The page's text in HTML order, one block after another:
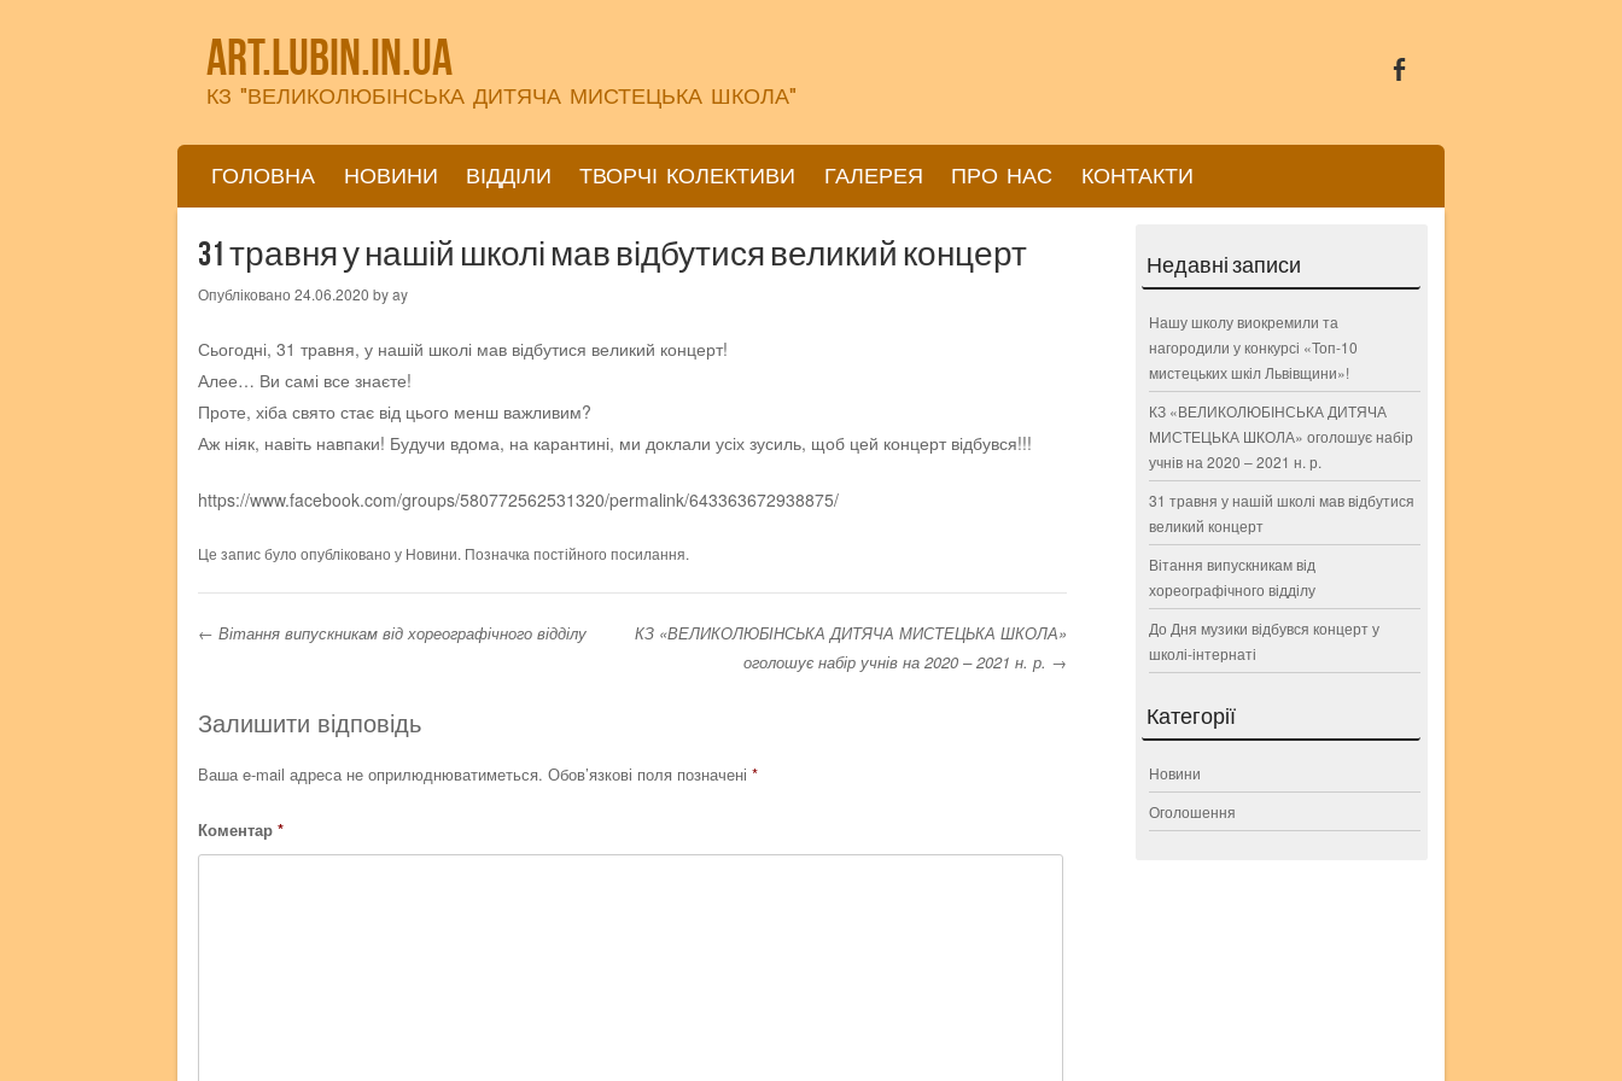
art.lubin.in.ua
КЗ "ВЕЛИКОЛЮБІНСЬКА ДИТЯЧА МИСТЕЦЬКА ШКОЛА"
Меню
ПЕРЕЙТИ ДО ВМІСТУ
ГОЛОВНА НОВИНИ ВІДДІЛИ ТВОРЧІ КОЛЕКТИВИ ГАЛЕРЕЯ ПРО НАС КОНТАКТИ
31 травня у нашій школі мав відбутися великий концерт
Опубліковано 24.06.2020 byay
Сьогодні, 31 травня, у нашій школі мав відбутися великий концерт!
Алее… Ви самі все знаєте!
Проте, хіба свято стає від цього менш важливим?
Аж ніяк, навіть навпаки! Будучи вдома, на карантині, ми доклали усіх зусиль, щоб цей концерт відбувся!!!
https://www.facebook.com/groups/580772562531320/permalink/643363672938875/
Це запис було опубліковано у Новини. Позначка постійного посилання.
← Вітання випускникам від хореографічного відділу
КЗ «ВЕЛИКОЛЮБІНСЬКА ДИТЯЧА МИСТЕЦЬКА ШКОЛА»
оголошує набір учнів на 2020 – 2021 н. р. →
Залишити відповідь
Ваша e-mail адреса не оприлюднюватиметься. Обов’язкові поля позначені *
Коментар *
Недавні записи
Нашу школу виокремили та
нагородили у конкурсі «Топ-10
мистецьких шкіл Львівщини»!
КЗ «ВЕЛИКОЛЮБІНСЬКА ДИТЯЧА
МИСТЕЦЬКА ШКОЛА» оголошує набір
учнів на 2020 – 2021 н. р.
31 травня у нашій школі мав відбутися
великий концерт
Вітання випускникам від
хореографічного відділу
До Дня музики відбувся концерт у
школі-інтернаті
Категорії
Новини
Оголошення